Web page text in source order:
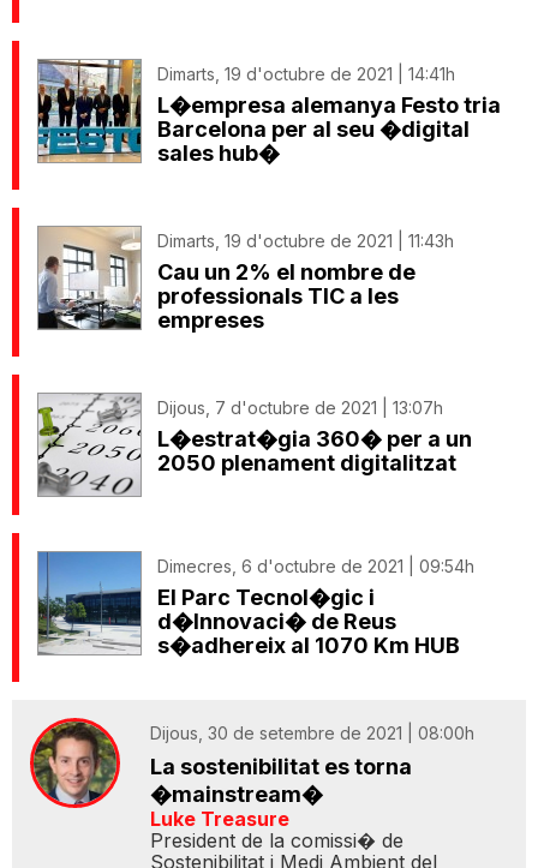
Dimarts, 19 d'octubre de 2021 | 14:41h
L�empresa alemanya Festo tria
Barcelona per al seu �digital
sales hub�
Dimarts, 19 d'octubre de 2021 | 11:43h
Cau un 2% el nombre de
professionals TIC a les
empreses
Dijous, 7 d'octubre de 2021 | 13:07h
L�estrat�gia 360� per a un
2050 plenament digitalitzat
Dimecres, 6 d'octubre de 2021 | 09:54h
El Parc Tecnol�gic i
d�Innovaci� de Reus
s�adhereix al 1070 Km HUB
Dijous, 30 de setembre de 2021 | 08:00h
La sostenibilitat es torna
�mainstream�
Luke Treasure
President de la comissi� de
Sostenibilitat i Medi Ambient del